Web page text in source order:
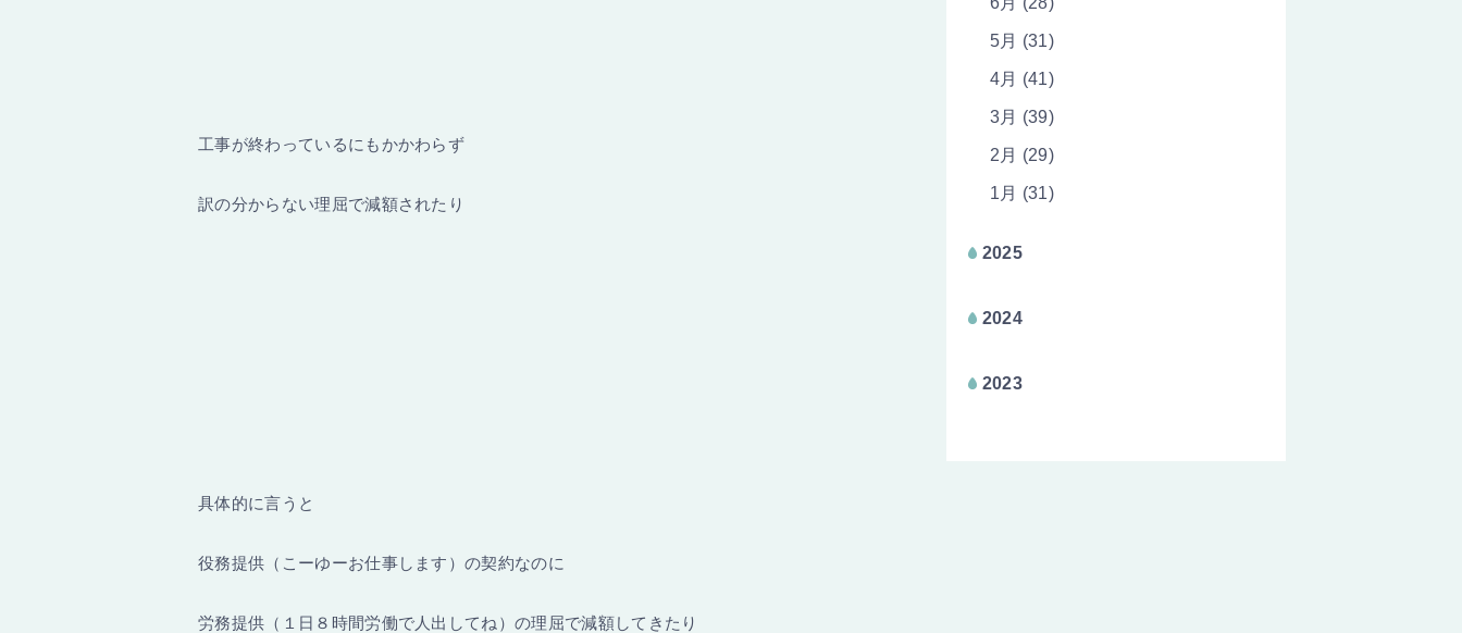
工事が終わっているにもかかわらず
訳の分からない理屈で減額されたり
具体的に言うと
役務提供（こーゆーお仕事します）の契約なのに
労務提供（１日８時間労働で人出してね）の理屈で減額してきたり
5月 (31)
4月 (41)
3月 (39)
2月 (29)
1月 (31)
2025
2024
2023